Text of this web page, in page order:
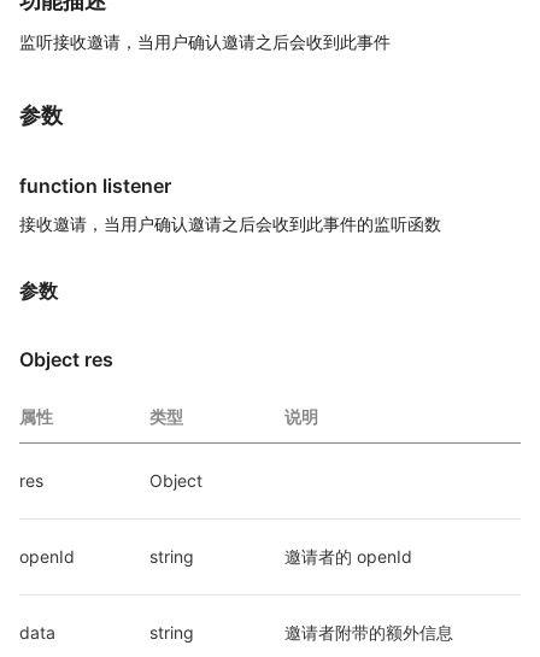
监听接收邀请，当用户确认邀请之后会收到此事件
参数
function listener
接收邀请，当用户确认邀请之后会收到此事件的监听函数
参数
Object res
属性 类型 说明
res Object
openId string 邀请者的 openId
data string 邀请者附带的额外信息